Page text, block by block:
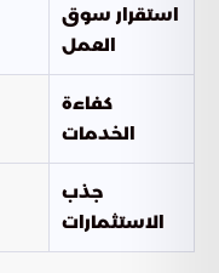
استقرار سوق
العمل
كفاءة
الخدمات
جذب
الاستثمارات